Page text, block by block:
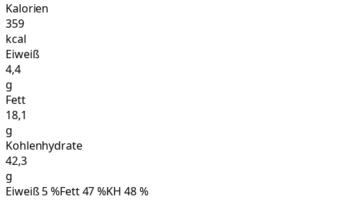
Kalorien
359
kcal
Eiweiß
4,4
g
Fett
18,1
g
Kohlenhydrate
42,3
g
Eiweiß5%Fett47%KH 48%